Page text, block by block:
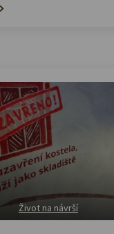
Život na návrší